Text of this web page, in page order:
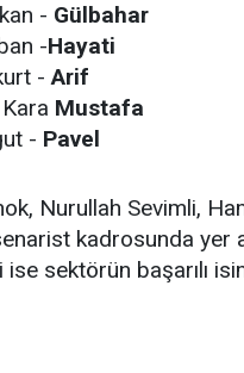
- Gülbahar
-Hayati
-Arif
Mustafa
- Pavel
Nurullah Sevimli,
kadrosunda yer
ise sektörün başarılı